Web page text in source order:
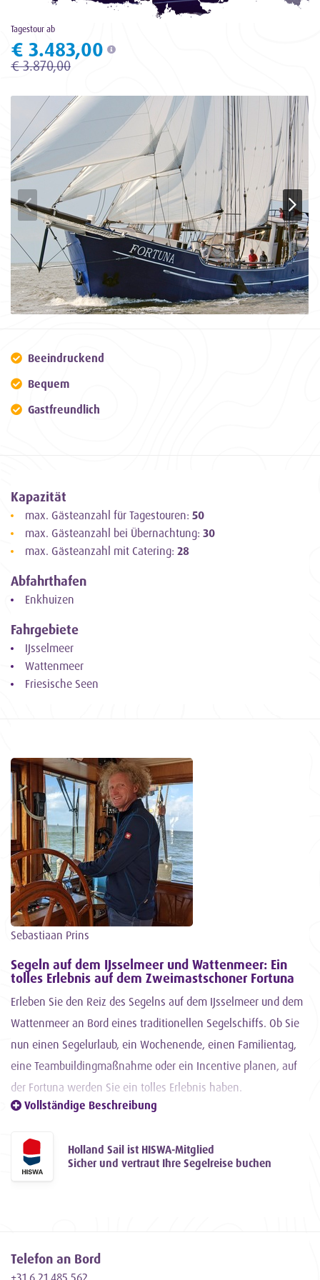
Tagestour ab
€ 3.483,00
€ 3.870,00
Beeindruckend
Bequem
Gastfreundlich
Kapazität
max. Gästeanzahl für Tagestouren: 50
max. Gästeanzahl bei Übernachtung: 30
max. Gästeanzahl mit Catering: 28
Abfahrthafen
Enkhuizen
Fahrgebiete
IJsselmeer
Wattenmeer
Friesische Seen
Sebastiaan Prins
Segeln auf dem IJsselmeer und Wattenmeer: Ein
tolles Erlebnis auf dem Zweimastschoner Fortuna
Erleben Sie den Reiz des Segelns auf dem IJsselmeer und dem
Wattenmeer an Bord eines traditionellen Segelschiffs. Ob Sie
nun einen Segelurlaub, ein Wochenende, einen Familientag,
eine Teambuildingmaßnahme oder ein Incentive planen, auf
der Fortuna werden Sie ein tolles Erlebnis haben.
Ein historisches Segelschiff: die Fortuna
Die Fortuna ist ein gutes Segelschiff, das viel Lebensraum und
Komfort bietet. Das Schiff wurde ursprünglich 1913 als
Vollständige Beschreibung
Holland Sail ist HISWA-Mitglied
Sicher und vertraut Ihre Segelreise buchen
Telefon an Bord
+31 6 21 485 562